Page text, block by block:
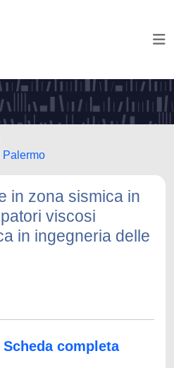
Palermo
in zona sismica in
viscosi
in ingegneria delle
Scheda completa